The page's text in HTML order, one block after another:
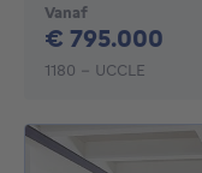
Vanaf
€ 795.000
1180 - UCCLE